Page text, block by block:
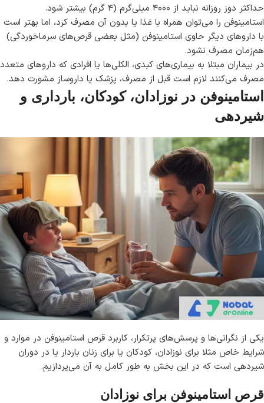
حداکثر دوز روزانه نباید از ۴۰۰۰ میلی‌گرم (۴ گرم) بیشتر شود.
استامینوفن را می‌توان همراه با غذا یا بدون آن مصرف کرد، اما بهتر است
با داروهای دیگر حاوی استامینوفن (مثل بعضی قرص‌های سرماخوردگی)
هم‌زمان مصرف نشود.
در بیماران مبتلا به بیماری‌های کبدی، الکلی‌ها یا افرادی که داروهای متعدد
مصرف می‌کنند لازم است قبل از مصرف، پزشک یا داروساز مشورت دهد.
استامینوفن در نوزادان، کودکان، بارداری و
شیردهی
یکی از نگرانی‌ها و پرسش‌های پرتکرار، کاربرد قرص استامینوفن در موارد و
شرایط خاص مثلا برای نوزادان، کودکان یا برای زنان باردار یا در دوران
شیردهی است که در این بخش به طور کامل به آن می‌پردازیم.
قرص استامینوفن برای نوزادان